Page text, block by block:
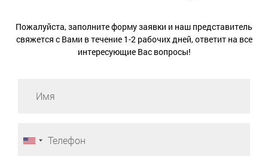
Пожалуйста, заполните форму заявки и наш представитель
свяжется с Вами в течение 1-2 рабочих дней, ответит на все
интересующие Вас вопросы!